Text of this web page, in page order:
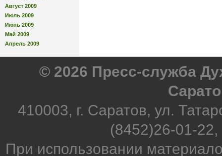
Август 2009
Июль 2009
Июнь 2009
Май 2009
Апрель 2009
© 2026 Пресс-служба
410003, г. Саратов, ул.
(8452)26-01-
При использовании